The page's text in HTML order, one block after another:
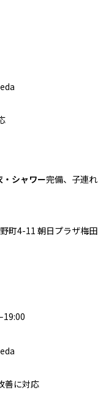
シャワー完備、子連れ
町4-11 朝日プラザ梅田
善に対応